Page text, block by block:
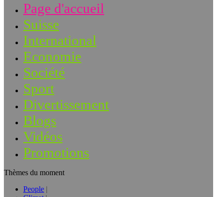
Page d'accueil
Suisse
International
Economie
Société
Sport
Divertissement
Blogs
Vidéos
Promotions
Thèmes du moment
People